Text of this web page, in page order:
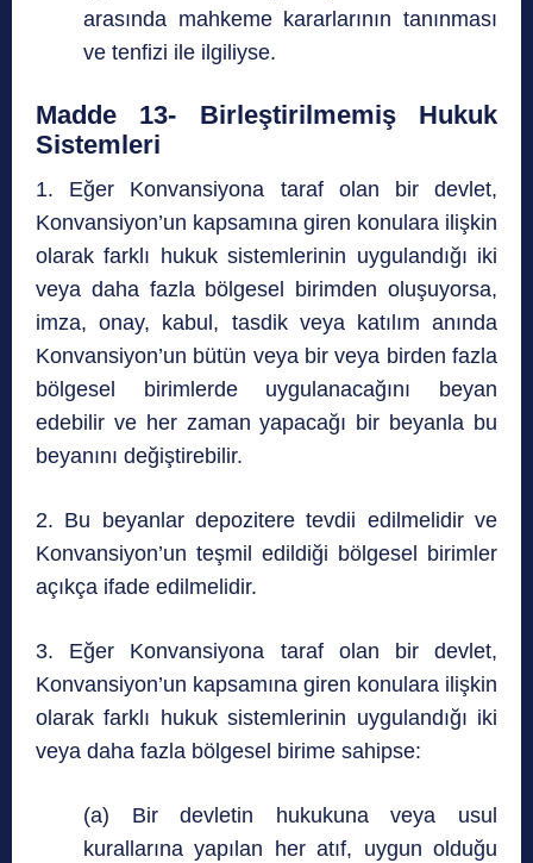
arasında mahkeme kararlarının tanınması
ve tenfizi ile ilgiliyse.
Madde 13- Birleştirilmemiş Hukuk
Sistemleri
1. Eğer Konvansiyona taraf olan bir devlet,
Konvansiyon’un kapsamına giren konulara ilişkin
olarak farklı hukuk sistemlerinin uygulandığı iki
veya daha fazla bölgesel birimden oluşuyorsa,
imza, onay, kabul, tasdik veya katılım anında
Konvansiyon’un bütün veya bir veya birden fazla
bölgesel birimlerde uygulanacağını beyan
edebilir ve her zaman yapacağı bir beyanla bu
beyanını değiştirebilir.
2. Bu beyanlar depozitere tevdii edilmelidir ve
Konvansiyon’un teşmil edildiği bölgesel birimler
açıkça ifade edilmelidir.
3. Eğer Konvansiyona taraf olan bir devlet,
Konvansiyon’un kapsamına giren konulara ilişkin
olarak farklı hukuk sistemlerinin uygulandığı iki
veya daha fazla bölgesel birime sahipse:
(a) Bir devletin hukukuna veya usul
kurallarına yapılan her atıf, uygun olduğu